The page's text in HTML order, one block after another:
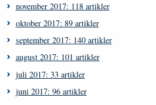
november 2017: 118 artikler
oktober 2017: 89 artikler
september 2017: 140 artikler
august 2017: 101 artikler
juli 2017: 33 artikler
juni 2017: 96 artikler